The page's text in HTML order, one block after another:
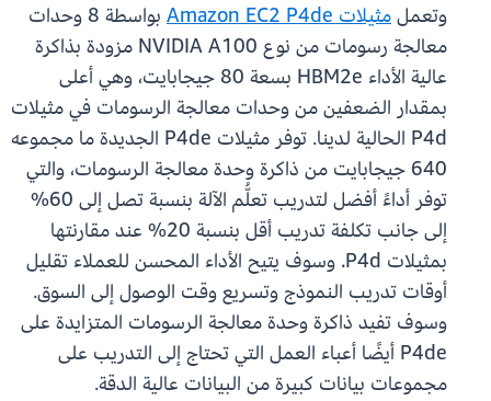
وتعملمثيلات Amazon EC2 P4de
بواسطة 8 وحدات
معالجة رسومات من نوع NVIDIA A100 مزودة بذاكرة
عالية الأداء HBM2e بسعة 80 جيجابايت، وهي أعلى
بمقدار الضعفين من وحدات معالجة الرسومات في مثيلات
P4d الحالية لدينا. توفر مثيلات P4de الجديدة ما مجموعه
640 جيجابايت من ذاكرة وحدة معالجة الرسومات، والتي
توفر أداءً أفضل لتدريب تعلُّم الآلة بنسبة تصل إلى 60%
إلى جانب تكلفة تدريب أقل بنسبة 20% عند مقارنتها
بمثيلات P4d. وسوف يتيح الأداء المحسن للعملاء تقليل
أوقات تدريب النموذج وتسريع وقت الوصول إلى السوق.
وسوف تفيد ذاكرة وحدة معالجة الرسومات المتزايدة على
P4de أيضًا أعباء العمل التي تحتاج إلى التدريب على
مجموعات بيانات كبيرة من البيانات عالية الدقة.